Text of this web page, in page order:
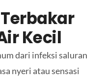
Kecil
dari infeksi saluran
nyeri atau sensasi